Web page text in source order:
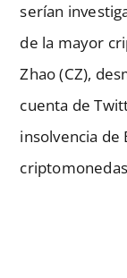
serían
de la mayor
Zhao (CZ),
cuenta de
insolvencia de